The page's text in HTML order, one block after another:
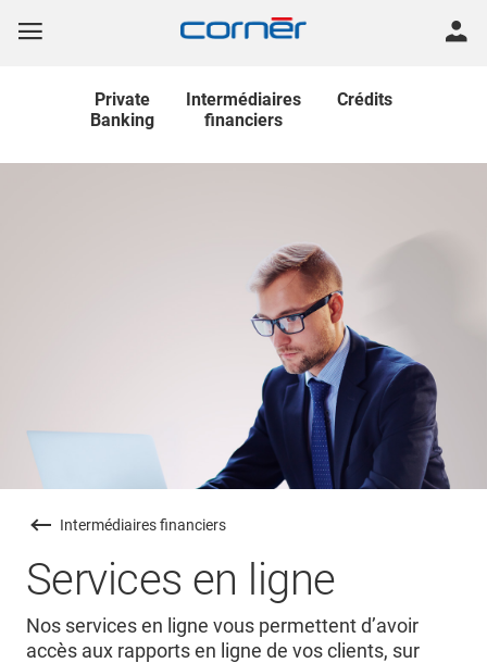
Private
Banking
Intermédiaires
financiers
Crédits
Intermédiaires financiers
Services en ligne
Nos services en ligne vous permettent d’avoir
accès aux rapports en ligne de vos clients, sur